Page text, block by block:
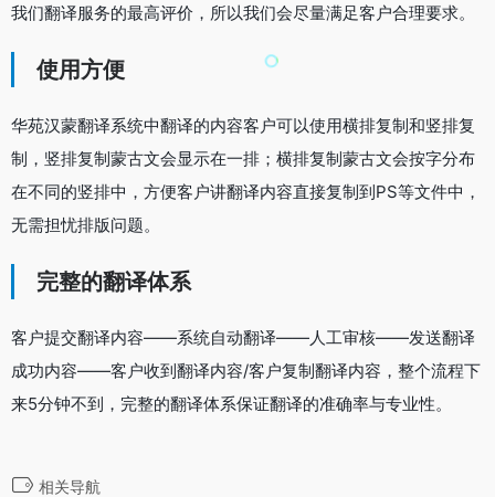
我们翻译服务的最高评价，所以我们会尽量满足客户合理要求。
使用方便
华苑汉蒙翻译系统中翻译的内容客户可以使用横排复制和竖排复
制，竖排复制蒙古文会显示在一排；横排复制蒙古文会按字分布
在不同的竖排中，方便客户讲翻译内容直接复制到PS等文件中，
无需担忧排版问题。
完整的翻译体系
客户提交翻译内容——系统自动翻译——人工审核——发送翻译
成功内容——客户收到翻译内容/客户复制翻译内容，整个流程下
来5分钟不到，完整的翻译体系保证翻译的准确率与专业性。
相关导航